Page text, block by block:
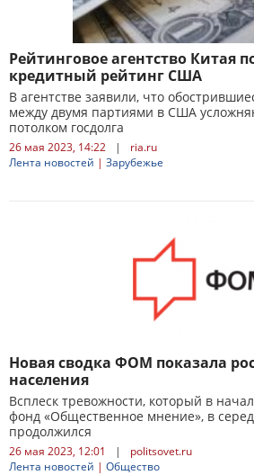
Рейтинговое агентство Китая
кредитный рейтинг США
В агентстве заявили, что
между двумя партиями в США
потолком госдолга
26 мая 2023, 14:22 |
ria.ru
Лента новостей | Зарубежье
Новая сводка ФОМ показала
населения
Всплеск тревожности, который в
фонд «Общественное мнение», в
продолжился
26 мая 2023, 12:01 |
politsovet.ru
Лента новостей | Общество